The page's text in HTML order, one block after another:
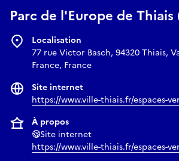
Parc de l'Europe de Thiais
Localisation
77 rue Victor Basch, 94320 Thiais,
France, France
Site internet
https://www.ville-thiais.fr/espaces-
À propos
Site internet
https://www.ville-thiais.fr/espaces-